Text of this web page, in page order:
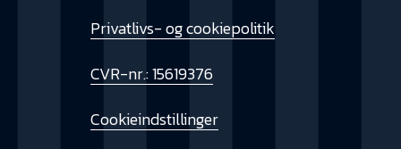
Privatlivs- og cookiepolitik
CVR-nr.: 15619376
Cookieindstillinger